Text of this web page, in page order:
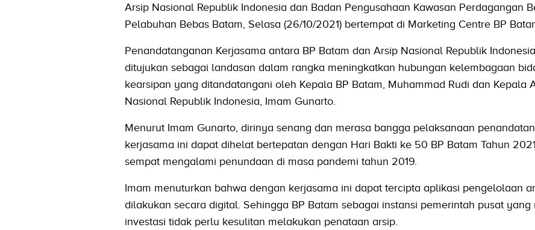
Arsip Nasional Republik Indonesia dan Badan Pengusahaan Kawasan Perdagangan
Pelabuhan Bebas Batam, Selasa (26/10/2021) bertempat di Marketing Centre BP
Penandatanganan Kerjasama antara BP Batam dan Arsip Nasional Republik
ditujukan sebagai landasan dalam rangka meningkatkan hubungan kelembagaan
kearsipan yang ditandatangani oleh Kepala BP Batam, Muhammad Rudi dan Kepala
Nasional Republik Indonesia, Imam Gunarto.
Menurut Imam Gunarto, dirinya senang dan merasa bangga pelaksanaan
kerjasama ini dapat dihelat bertepatan dengan Hari Bakti ke 50 BP Batam Tahun
sempat mengalami penundaan di masa pandemi tahun 2019.
Imam menuturkan bahwa dengan kerjasama ini dapat tercipta aplikasi pengelolaan
dilakukan secara digital. Sehingga BP Batam sebagai instansi pemerintah pusat yang
investasi tidak perlu kesulitan melakukan penataan arsip.